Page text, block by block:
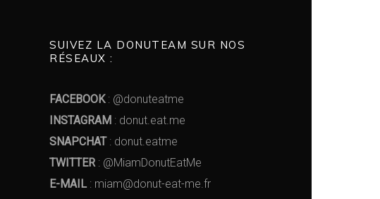
SUIVEZ LA DONUTEAM SUR NOS
RÉSEAUX :
FACEBOOK: @donuteatme
INSTAGRAM : donut.eat.me
SNAPCHAT: donut.eatme
TWITTER: @MiamDonutEatMe
E-MAIL: miam@donut-eat-me.fr